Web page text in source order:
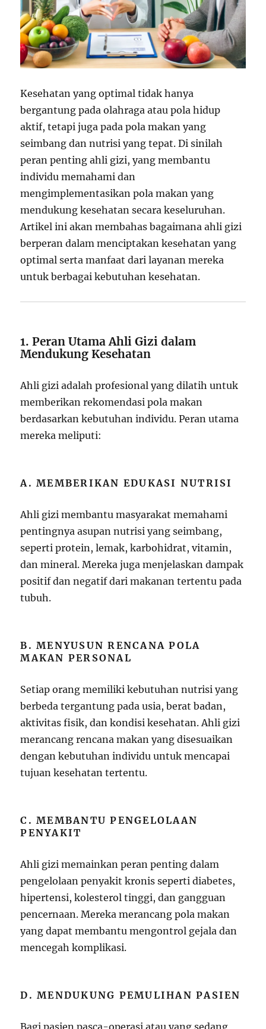
Kesehatan yang optimal tidak hanya
bergantung pada olahraga atau pola hidup
aktif, tetapi juga pada pola makan yang
seimbang dan nutrisi yang tepat. Di sinilah
peran penting ahli gizi, yang membantu
individu memahami dan
mengimplementasikan pola makan yang
mendukung kesehatan secara keseluruhan.
Artikel ini akan membahas bagaimana ahli gizi
berperan dalam menciptakan kesehatan yang
optimal serta manfaat dari layanan mereka
untuk berbagai kebutuhan kesehatan.
1. Peran Utama Ahli Gizi dalam
Mendukung Kesehatan
Ahli gizi adalah profesional yang dilatih untuk
memberikan rekomendasi pola makan
berdasarkan kebutuhan individu. Peran utama
mereka meliputi:
A. MEMBERIKAN EDUKASI NUTRISI
Ahli gizi membantu masyarakat memahami
pentingnya asupan nutrisi yang seimbang,
seperti protein, lemak, karbohidrat, vitamin,
dan mineral. Mereka juga menjelaskan dampak
positif dan negatif dari makanan tertentu pada
tubuh.
B. MENYUSUN RENCANA POLA
MAKAN PERSONAL
Setiap orang memiliki kebutuhan nutrisi yang
berbeda tergantung pada usia, berat badan,
aktivitas fisik, dan kondisi kesehatan. Ahli gizi
merancang rencana makan yang disesuaikan
dengan kebutuhan individu untuk mencapai
tujuan kesehatan tertentu.
C. MEMBANTU PENGELOLAAN
PENYAKIT
Ahli gizi memainkan peran penting dalam
pengelolaan penyakit kronis seperti diabetes,
hipertensi, kolesterol tinggi, dan gangguan
pencernaan. Mereka merancang pola makan
yang dapat membantu mengontrol gejala dan
mencegah komplikasi.
D. MENDUKUNG PEMULIHAN PASIEN